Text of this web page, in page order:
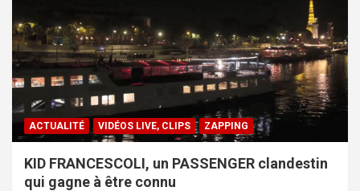
ACTUALITÉ VIDÉOS LIVE, CLIPS ZAPPING
KID FRANCESCOLI, un PASSENGER clandestin
qui gagne à être connu